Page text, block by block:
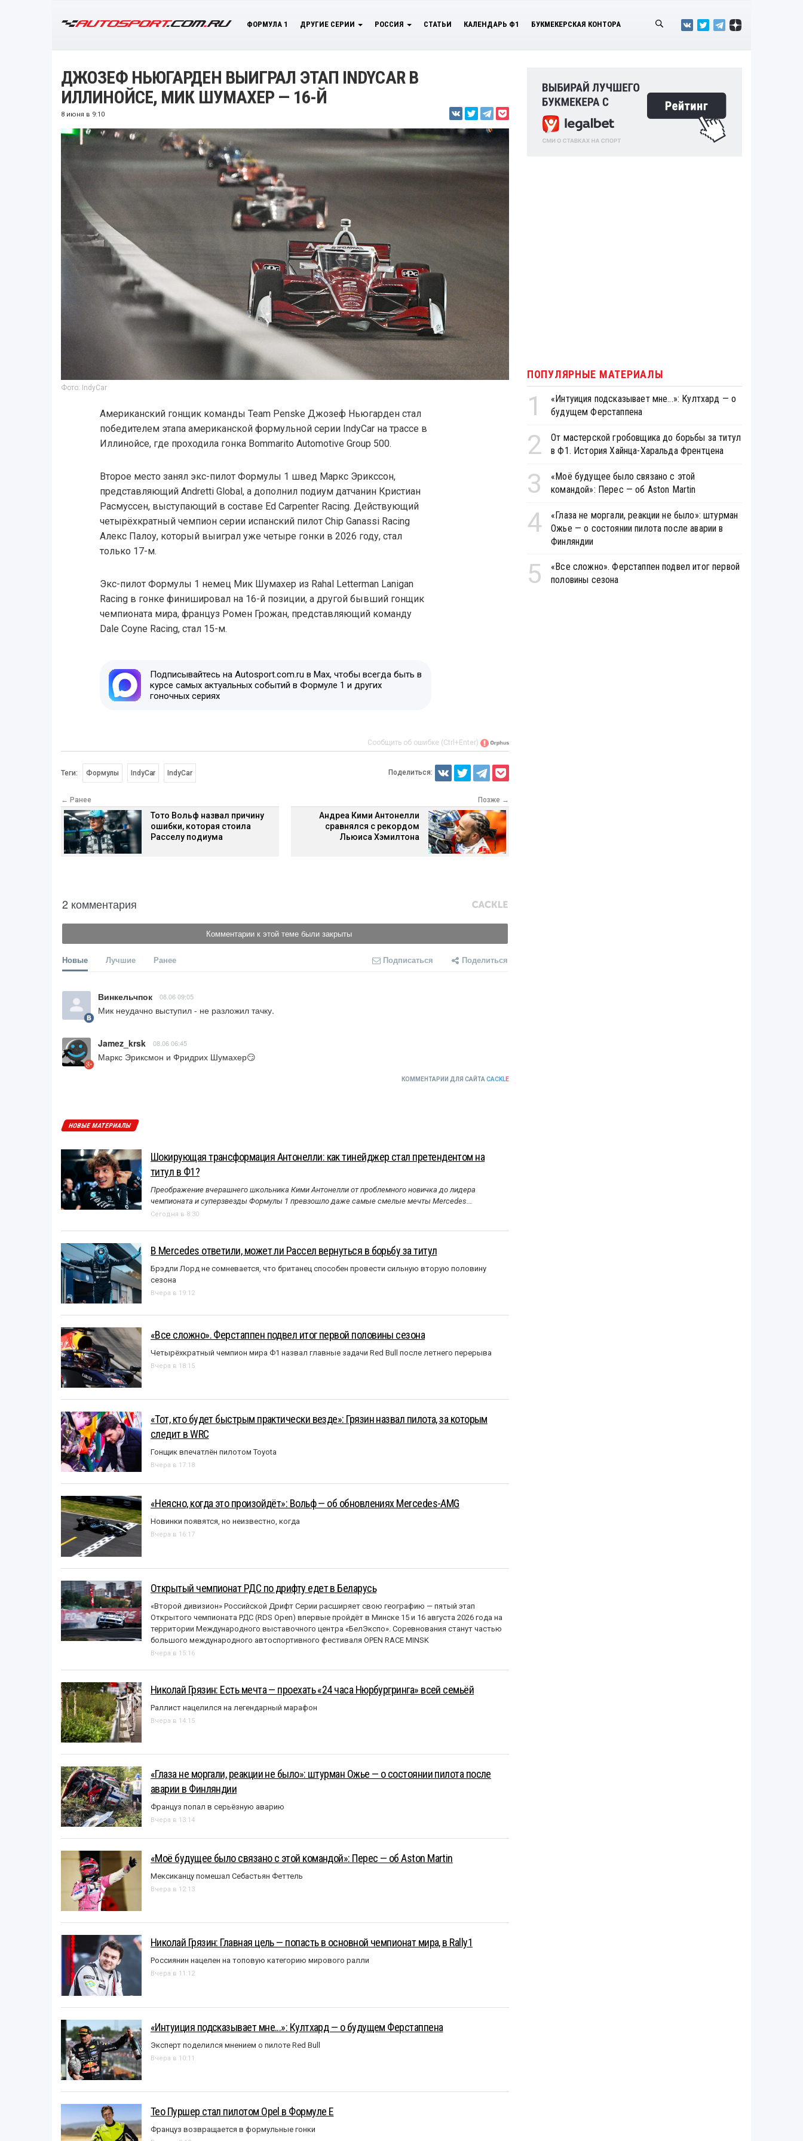
ФОРМУЛА 1 ДРУГИЕ СЕРИИ РОССИЯ СТАТЬИ КАЛЕНДАРЬ Ф1 БУКМЕКЕРСКАЯ КОНТОРА
ДЖОЗЕФ НЬЮГАРДЕН ВЫИГРАЛ ЭТАП INDYCAR В
ИЛЛИНОЙСЕ, МИК ШУМАХЕР — 16-Й
8 июня в 9:10
Фото: IndyCar
Американский гонщик команды Team Penske Джозеф Ньюгарден стал
победителем этапа американской формульной серии IndyCar на трассе в
Иллинойсе, где проходила гонка Bommarito Automotive Group 500.
Второе место занял экс-пилот Формулы 1 швед Маркс Эрикссон,
представляющий Andretti Global, а дополнил подиум датчанин Кристиан
Расмуссен, выступающий в составе Ed Carpenter Racing. Действующий
четырёхкратный чемпион серии испанский пилот Chip Ganassi Racing
Алекс Палоу, который выиграл уже четыре гонки в 2026 году, стал
только 17-м.
Экс-пилот Формулы 1 немец Мик Шумахер из Rahal Letterman Lanigan
Racing в гонке финишировал на 16-й позиции, а другой бывший гонщик
чемпионата мира, француз Ромен Грожан, представляющий команду
Dale Coyne Racing, стал 15-м.
Подписывайтесь на Autosport.com.ru в Max, чтобы всегда быть в
курсе самых актуальных событий в Формуле 1 и других
гоночных сериях
Сообщить об ошибке (Ctrl+Enter)
Теги: Формулы IndyCar IndyCar Поделиться:
← Ранее
Тото Вольф назвал причину
ошибки, которая стоила
Расселу подиума
Позже →
Андреа Кими Антонелли
сравнялся с рекордом
Льюиса Хэмилтона
2 комментария
Комментарии к этой теме были закрыты
Новые Лучшие Ранее Подписаться Поделиться
Винкельчпок 08.06 09:05
Мик неудачно выступил - не разложил тачку.
Jamez_krsk 08.06 06:45
Маркс Эриксмон и Фридрих Шумахер😏
КОММЕНТАРИИ ДЛЯ САЙТА CACKLE
НОВЫЕ МАТЕРИАЛЫ
Шокирующая трансформация Антонелли: как тинейджер стал претендентом на
титул в Ф1?
Преображение вчерашнего школьника Кими Антонелли от проблемного новичка до лидера
чемпионата и суперзвезды Формулы 1 превзошло даже самые смелые мечты Mercedes...
Сегодня в 8:30
В Mercedes ответили, может ли Рассел вернуться в борьбу за титул
Брэдли Лорд не сомневается, что британец способен провести сильную вторую половину
сезона
Вчера в 19:12
«Все сложно». Ферстаппен подвел итог первой половины сезона
Четырёхкратный чемпион мира Ф1 назвал главные задачи Red Bull после летнего перерыва
Вчера в 18:15
«Тот, кто будет быстрым практически везде»: Грязин назвал пилота, за которым
следит в WRC
Гонщик впечатлён пилотом Toyota
Вчера в 17:18
«Неясно, когда это произойдёт»: Вольф — об обновлениях Mercedes-AMG
Новинки появятся, но неизвестно, когда
Вчера в 16:17
Открытый чемпионат РДС по дрифту едет в Беларусь
«Второй дивизион» Российской Дрифт Серии расширяет свою географию — пятый этап
Открытого чемпионата РДС (RDS Open) впервые пройдёт в Минске 15 и 16 августа 2026 года на
территории Международного выставочного центра «БелЭкспо». Соревнования станут частью
большого международного автоспортивного фестиваля OPEN RACE MINSK
Вчера в 15:16
Николай Грязин: Есть мечта — проехать «24 часа Нюрбургринга» всей семьёй
Раллист нацелился на легендарный марафон
Вчера в 14:15
«Глаза не моргали, реакции не было»: штурман Ожье — о состоянии пилота после
аварии в Финляндии
Француз попал в серьёзную аварию
Вчера в 13:14
«Моё будущее было связано с этой командой»: Перес — об Aston Martin
Мексиканцу помешал Себастьян Феттель
Вчера в 12:13
Николай Грязин: Главная цель — попасть в основной чемпионат мира, в Rally1
Россиянин нацелен на топовую категорию мирового ралли
Вчера в 11:12
«Интуиция подсказывает мне...»: Култхард — о будущем Ферстаппена
Эксперт поделился мнением о пилоте Red Bull
Вчера в 10:11
Тео Пуршер стал пилотом Opel в Формуле Е
Француз возвращается в формульные гонки
ПОПУЛЯРНЫЕ МАТЕРИАЛЫ
1
«Интуиция подсказывает мне...»: Култхард — о
будущем Ферстаппена
2
От мастерской гробовщика до борьбы за титул
в Ф1. История Хайнца-Харальда Френтцена
3
«Моё будущее было связано с этой
командой»: Перес — об Aston Martin
4
«Глаза не моргали, реакции не было»: штурман
Ожье — о состоянии пилота после аварии в
Финляндии
5
«Все сложно». Ферстаппен подвел итог первой
половины сезона